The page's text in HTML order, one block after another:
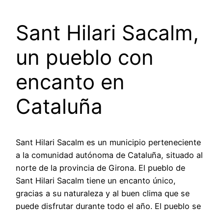
Sant Hilari Sacalm,
un pueblo con
encanto en
Cataluña
Sant Hilari Sacalm es un municipio perteneciente
a la comunidad autónoma de Cataluña, situado al
norte de la provincia de Girona. El pueblo de
Sant Hilari Sacalm tiene un encanto único,
gracias a su naturaleza y al buen clima que se
puede disfrutar durante todo el año. El pueblo se